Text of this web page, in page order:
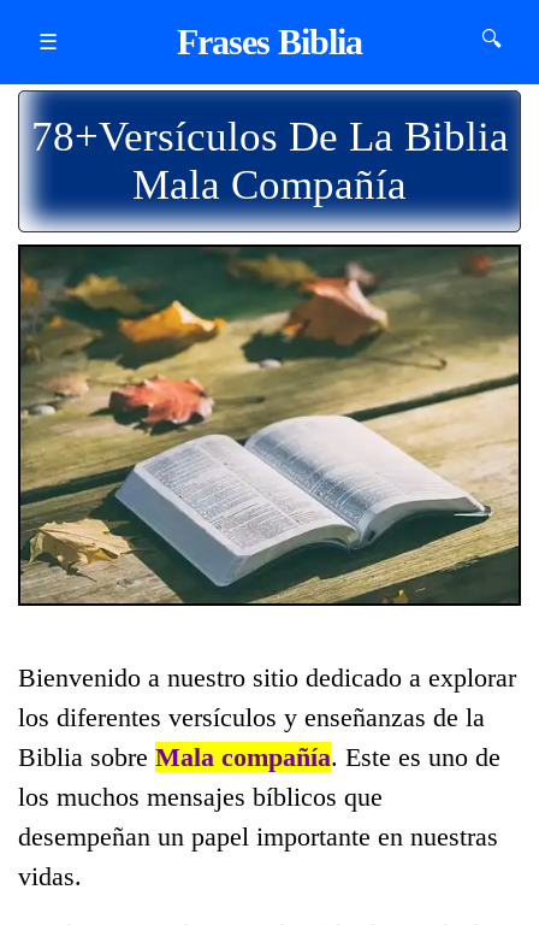
☰ Frases Biblia 🔍
78+Versículos De La Biblia
Mala Compañía
Bienvenido a nuestro sitio dedicado a explorar
los diferentes versículos y enseñanzas de la
Biblia sobre Mala compañía. Este es uno de
los muchos mensajes bíblicos que
desempeñan un papel importante en nuestras
vidas.